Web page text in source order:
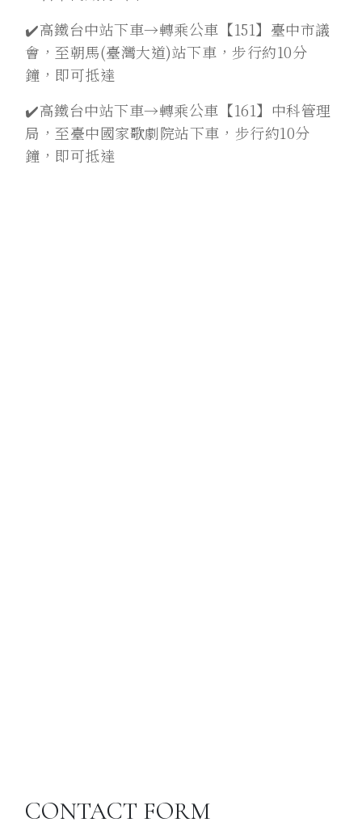
✔️高鐵台中站下車→轉乘公車【151】臺中市議
會，至朝馬(臺灣大道)站下車，步行約10分
鐘，即可抵達
✔️高鐵台中站下車→轉乘公車【161】中科管理
局，至臺中國家歌劇院站下車，步行約10分
鐘，即可抵達
CONTACT FORM